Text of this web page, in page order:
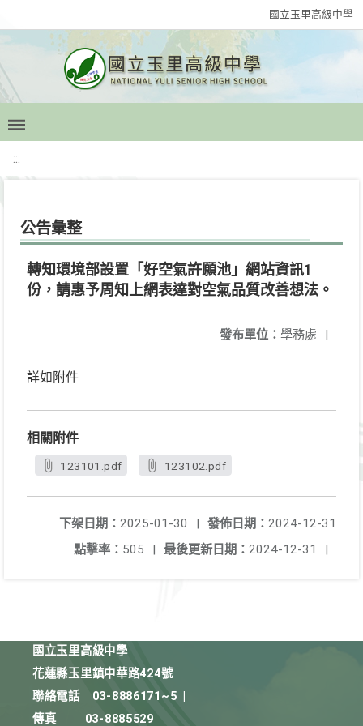
國立玉里高級中學
:::
公告彙整
轉知環境部設置「好空氣許願池」網站資訊1
份，請惠予周知上網表達對空氣品質改善想法。
發布單位： 學務處 |
詳如附件
相關附件
123101.pdf 123102.pdf
發佈日期： 2024-12-31
下架日期： 2025-01-30
|
最後更新日期： 2024-12-31 |
點擊率： 505 |
國立玉里高級中學
花蓮縣玉里鎮中華路424號
聯絡電話
03-8886171~5
傳真
03-8885529